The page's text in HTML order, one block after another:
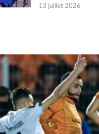
13 juillet 2026